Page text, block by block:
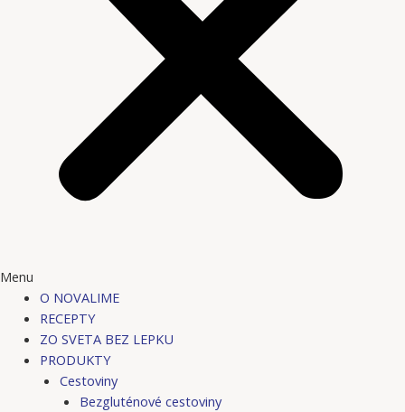
Menu
O NOVALIME
RECEPTY
ZO SVETA BEZ LEPKU
PRODUKTY
Cestoviny
Bezgluténové cestoviny